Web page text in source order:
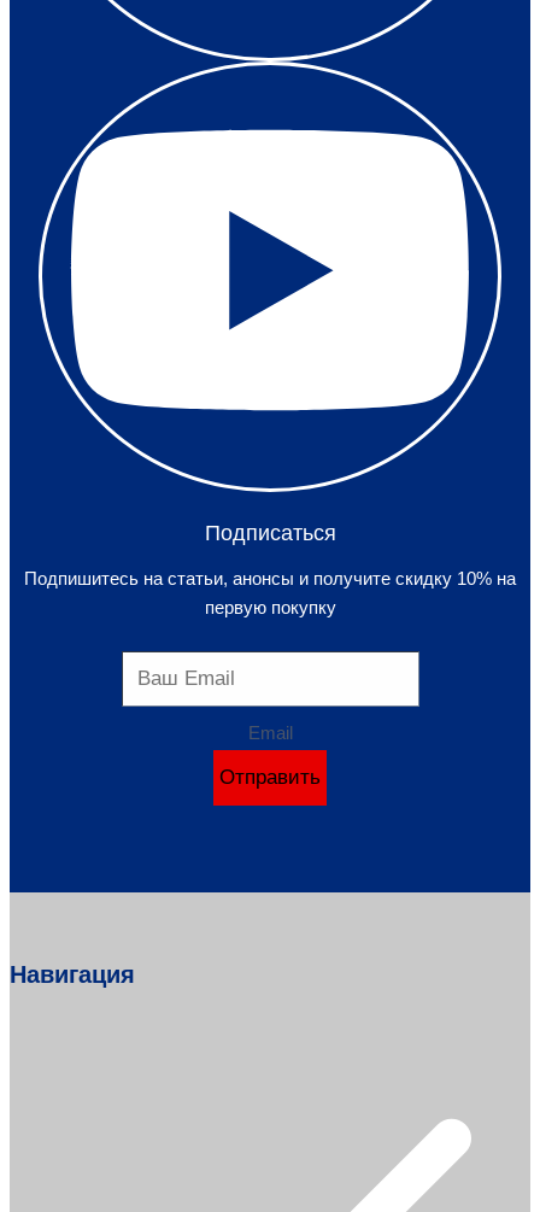
Подписаться
Подпишитесь на статьи, анонсы и получите скидку 10% на
первую покупку
Email
Отправить
Навигация